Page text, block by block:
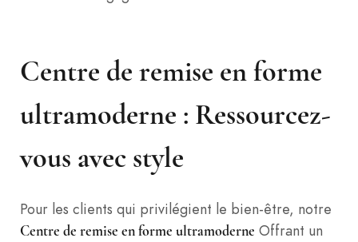
Centre de remise en forme
ultramoderne : Ressourcez-
vous avec style
Pour les clients qui privilégient le bien-être, notre
Centre de remise en forme ultramoderne Offrant un